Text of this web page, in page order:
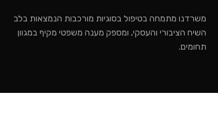
משרדנו מתמחה בטיפול בסוגיות מורכבות הנמצאות בלב
השיח הציבורי והעסקי, ומספק מענה משפטי מקיף במגוון
תחומים.